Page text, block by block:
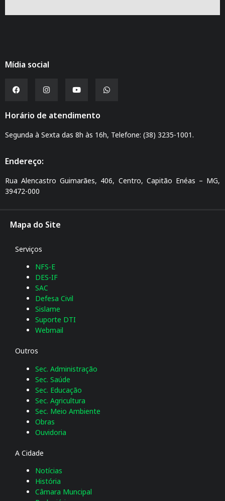
Mídia social
Horário de atendimento
Segunda à Sexta das 8h às 16h, Telefone: (38) 3235-1001.
Endereço:
Rua Alencastro Guimarães, 406, Centro, Capitão Enéas – MG,
39472-000
Mapa do Site
A Cidade
Notícias
História
Câmara Muncipal
Serviços
NFS-E
DES-IF
SAC
Defesa Civil
Sislame
Suporte DTI
Webmail
Outros
Sec. Administração
Sec. Saúde
Sec. Educação
Sec. Agricultura
Sec. Meio Ambiente
Obras
Ouvidoria